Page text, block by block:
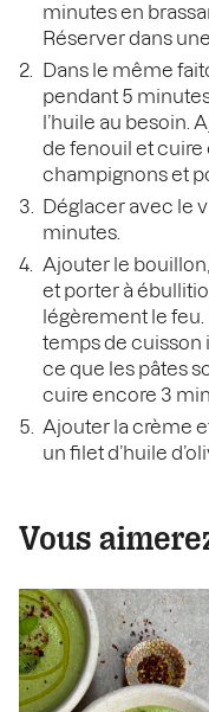
minutes en
Réserver dans
Dans le même
pendant 5
l’huile au besoin.
de fenouil et cuire
champignons et
Déglacer avec le
minutes.
Ajouter le
et porter à
légèrement le
temps de cuisson
ce que les pâtes
cuire encore 3
Ajouter la crème
un filet d’huile
Vous